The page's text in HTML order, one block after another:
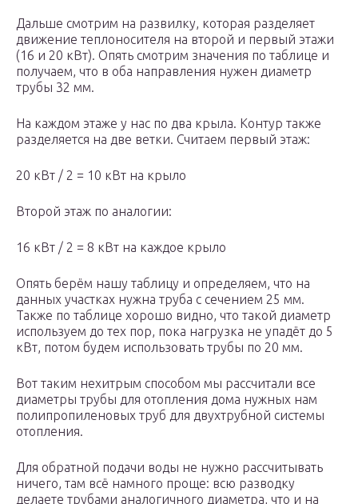
Дальше смотрим на развилку, которая разделяет
движение теплоносителя на второй и первый этажи
(16 и 20 кВт). Опять смотрим значения по таблице и
получаем, что в оба направления нужен диаметр
трубы 32 мм.
На каждом этаже у нас по два крыла. Контур также
разделяется на две ветки. Считаем первый этаж:
20 кВт / 2 = 10 кВт на крыло
Второй этаж по аналогии:
16 кВт / 2 = 8 кВт на каждое крыло
Опять берём нашу таблицу и определяем, что на
данных участках нужна труба с сечением 25 мм.
Также по таблице хорошо видно, что такой диаметр
используем до тех пор, пока нагрузка не упадёт до 5
кВт, потом будем использовать трубы по 20 мм.
Вот таким нехитрым способом мы рассчитали все
диаметры трубы для отопления дома нужных нам
полипропиленовых труб для двухтрубной системы
отопления.
Для обратной подачи воды не нужно рассчитывать
ничего, там всё намного проще: всю разводку
делаете трубами аналогичного диаметра, что и на